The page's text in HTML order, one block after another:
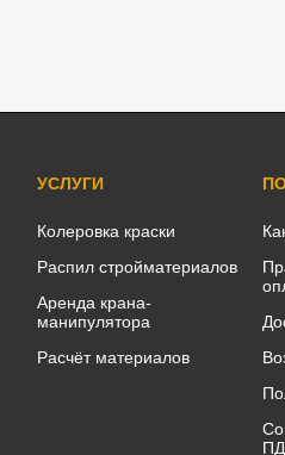
УСЛУГИ
Колеровка краски
Распил стройматериалов
Аренда крана-
манипулятора
Расчёт материалов
ПД